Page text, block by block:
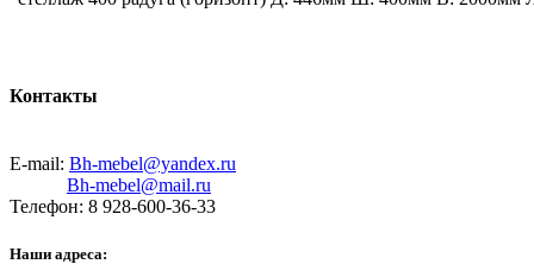
Контакты
E-mail: Bh-mebel@yandex.ru
Bh-mebel@mail.ru
Телефон: 8 928-600-36-33
Наши адреса: